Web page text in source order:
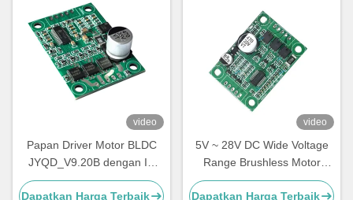
video
Papan Driver Motor BLDC
JYQD_V9.20B dengan IC
JY03B 9-30V 6A Pengontrol
DC Tanpa Sikat Tanpa
Dapatkan Harga Terbaik
video
5V ~ 28V DC Wide Voltage
Range Brushless Motor
Controller 5A Driver Board
Untuk Tidak Ada Hall BLDC
Dapatkan Harga Terbaik